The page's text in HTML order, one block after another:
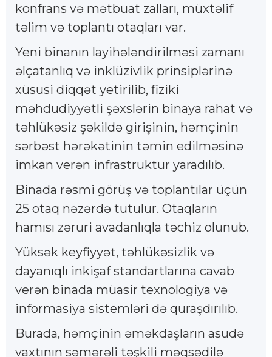
konfrans və mətbuat zalları, müxtəlif
təlim və toplantı otaqları var.
Yeni binanın layihələndirilməsi zamanı
əlçatanlıq və inklüzivlik prinsiplərinə
xüsusi diqqət yetirilib, fiziki
məhdudiyyətli şəxslərin binaya rahat və
təhlükəsiz şəkildə girişinin, həmçinin
sərbəst hərəkətinin təmin edilməsinə
imkan verən infrastruktur yaradılıb.
Binada rəsmi görüş və toplantılar üçün
25 otaq nəzərdə tutulur. Otaqların
hamısı zəruri avadanlıqla təchiz olunub.
Yüksək keyfiyyət, təhlükəsizlik və
dayanıqlı inkişaf standartlarına cavab
verən binada müasir texnologiya və
informasiya sistemləri də quraşdırılıb.
Burada, həmçinin əməkdaşların asudə
vaxtının səmərəli təşkili məqsədilə